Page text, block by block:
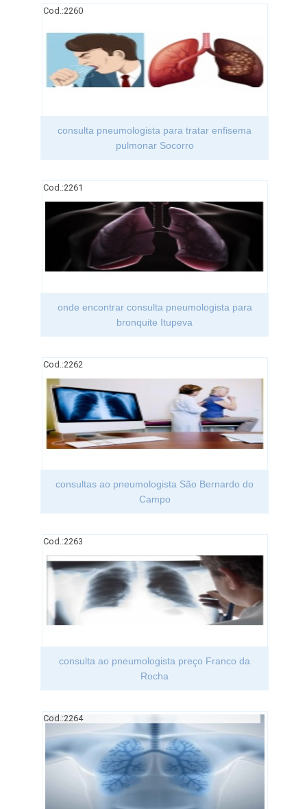
Cod.:2260
consulta pneumologista para tratar enfisema
pulmonar Socorro
Cod.:2261
onde encontrar consulta pneumologista para
bronquite Itupeva
Cod.:2262
consultas ao pneumologista São Bernardo do
Campo
Cod.:2263
consulta ao pneumologista preço Franco da
Rocha
Cod.:2264